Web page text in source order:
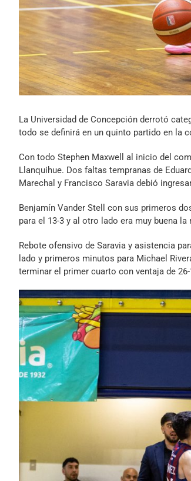
La Universidad de Concepción derrotó
todo se definirá en un quinto partido en la
Con todo Stephen Maxwell al inicio del
Llanquihue. Dos faltas tempranas de
Marechal y Francisco Saravia debió
Benjamín Vander Stell con sus primeros
para el 13-3 y al otro lado era muy buena
Rebote ofensivo de Saravia y asistencia
lado y primeros minutos para Michael
terminar el primer cuarto con ventaja de 26-